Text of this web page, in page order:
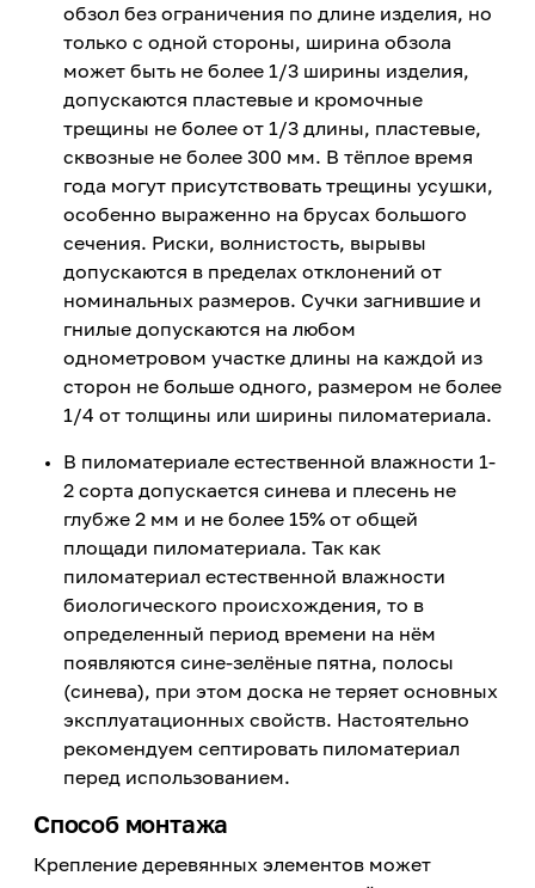
обзол без ограничения по длине изделия, но
только с одной стороны, ширина обзола
может быть не более 1/3 ширины изделия,
допускаются пластевые и кромочные
трещины не более от 1/3 длины, пластевые,
сквозные не более 300 мм. В тёплое время
года могут присутствовать трещины усушки,
особенно выраженно на брусах большого
сечения. Риски, волнистость, вырывы
допускаются в пределах отклонений от
номинальных размеров. Сучки загнившие и
гнилые допускаются на любом
однометровом участке длины на каждой из
сторон не больше одного, размером не более
1/4 от толщины или ширины пиломатериала.
В пиломатериале естественной влажности 1-
2 сорта допускается синева и плесень не
глубже 2 мм и не более 15% от общей
площади пиломатериала. Так как
пиломатериал естественной влажности
биологического происхождения, то в
определенный период времени на нём
появляются сине-зелёные пятна, полосы
(синева), при этом доска не теряет основных
эксплуатационных свойств. Настоятельно
рекомендуем септировать пиломатериал
перед использованием.
Способ монтажа
Крепление деревянных элементов может